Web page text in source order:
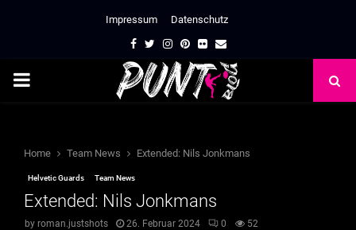
Impressum Datenschutz
Facebook
TwitterInstagram
Pinterest
FlickrEmail
PRIMARY
Home Team News Extended: Nils Jonkmans
Helvetic Guards Team News
Extended: Nils Jonkmans
by roman.justshots 26. Februar 2024 0 52